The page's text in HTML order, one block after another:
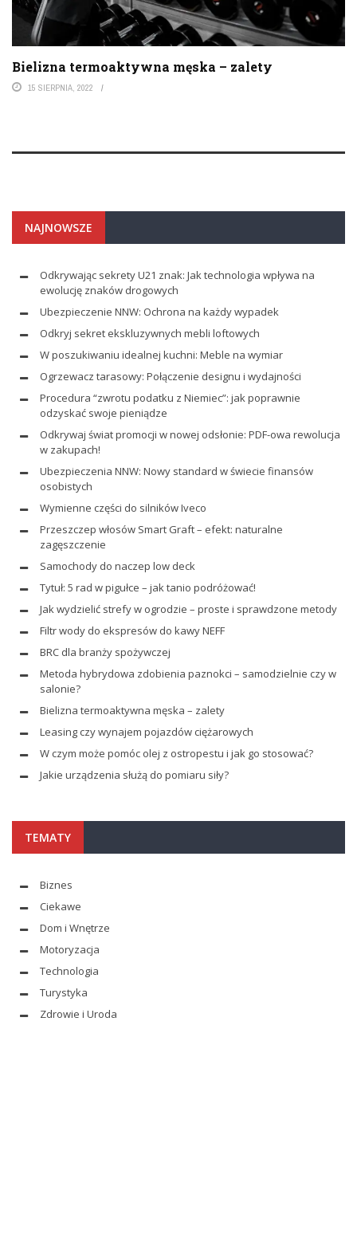
Bielizna termoaktywna męska – zalety
15 SIERPNIA, 2022
NAJNOWSZE
Odkrywając sekrety U21 znak: Jak technologia wpływa na
ewolucję znaków drogowych
Ubezpieczenie NNW: Ochrona na każdy wypadek
Odkryj sekret ekskluzywnych mebli loftowych
W poszukiwaniu idealnej kuchni: Meble na wymiar
Ogrzewacz tarasowy: Połączenie designu i wydajności
Procedura “zwrotu podatku z Niemiec”: jak poprawnie
odzyskać swoje pieniądze
Odkrywaj świat promocji w nowej odsłonie: PDF-owa rewolucja
w zakupach!
Ubezpieczenia NNW: Nowy standard w świecie finansów
osobistych
Wymienne części do silników Iveco
Przeszczep włosów Smart Graft – efekt: naturalne
zagęszczenie
Samochody do naczep low deck
Tytuł: 5 rad w pigułce – jak tanio podróżować!
Jak wydzielić strefy w ogrodzie – proste i sprawdzone metody
Filtr wody do ekspresów do kawy NEFF
BRC dla branży spożywczej
Metoda hybrydowa zdobienia paznokci – samodzielnie czy w
salonie?
Bielizna termoaktywna męska – zalety
Leasing czy wynajem pojazdów ciężarowych
W czym może pomóc olej z ostropestu i jak go stosować?
Jakie urządzenia służą do pomiaru siły?
TEMATY
Biznes
Ciekawe
Dom i Wnętrze
Motoryzacja
Technologia
Turystyka
Zdrowie i Uroda